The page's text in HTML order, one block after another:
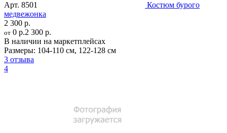
Арт. 8501
Костюм бурого
медвежонка
2 300 р.
от 0 р.2 300 р.
В наличии на маркетплейсах
Размеры: 104-110 см, 122-128 см
3 отзыва
4